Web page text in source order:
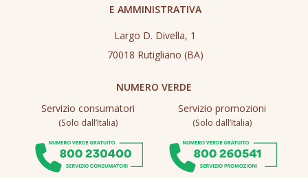
E AMMINISTRATIVA
Largo D. Divella, 1
70018 Rutigliano (BA)
NUMERO VERDE
Servizio consumatori
(Solo dall’Italia)
Servizio promozioni
(Solo dall’Italia)